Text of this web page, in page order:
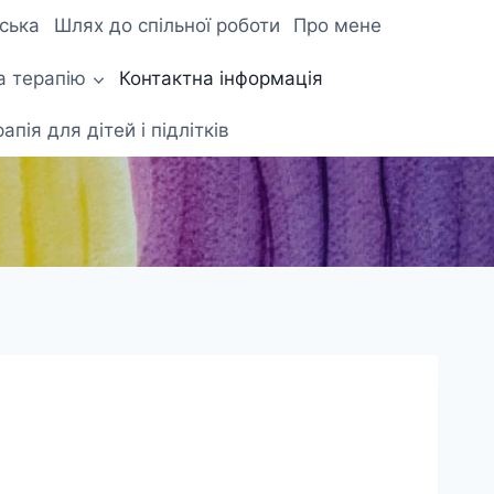
Шлях до спільної роботи Про мене
терапію Контактна інформація
для дітей і підлітків